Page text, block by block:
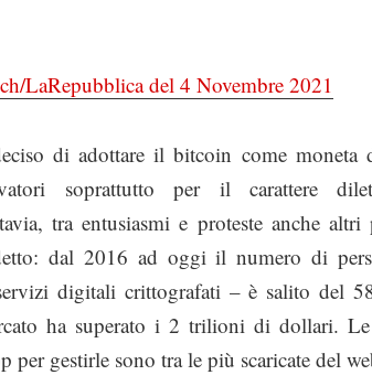
LaRepubblica del 4 Novembre 2021
di adottare il bitcoin come moneta
soprattutto per il carattere
tra entusiasmi e proteste anche altri
dal 2016 ad oggi il numero di
digitali crittografati – è salito del
ha superato i 2 trilioni di dollari.
gestirle sono tra le più scaricate del